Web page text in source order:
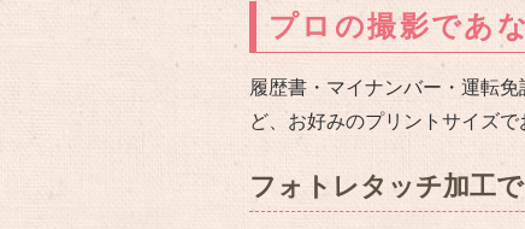
プロの撮影であ
履歴書・マイナンバー・運転
ど、お好みのプリントサイズで
フォトレタッチ加工